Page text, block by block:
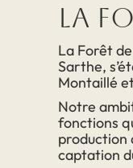
La
La Forêt
Sarthe,
Montaillé
Notre
fonctions
production
captation